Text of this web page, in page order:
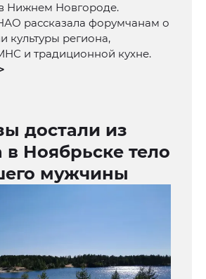
Нижнем Новгороде.
рассказала форумчанам о
культуры региона,
и традиционной кухне.
достали из
в Ноябрьске тело
мужчины